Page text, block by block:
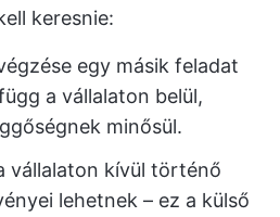
keresnie:
egy másik feladat
a vállalaton belül,
minősül.
vállalaton kívül történő
lehetnek – ez a külső